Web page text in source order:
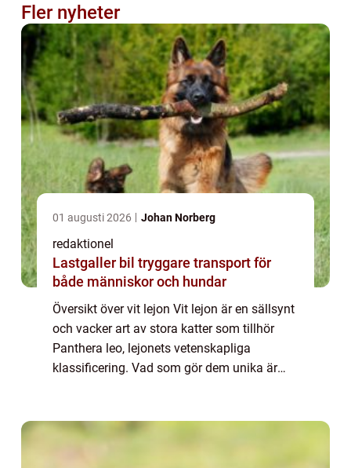
Fler nyheter
01 augusti 2026 Johan Norberg
redaktionel
Lastgaller bil tryggare transport för
både människor och hundar
Översikt över vit lejon Vit lejon är en sällsynt
och vacker art av stora katter som tillhör
Panthera leo, lejonets vetenskapliga
klassificering. Vad som gör dem unika är